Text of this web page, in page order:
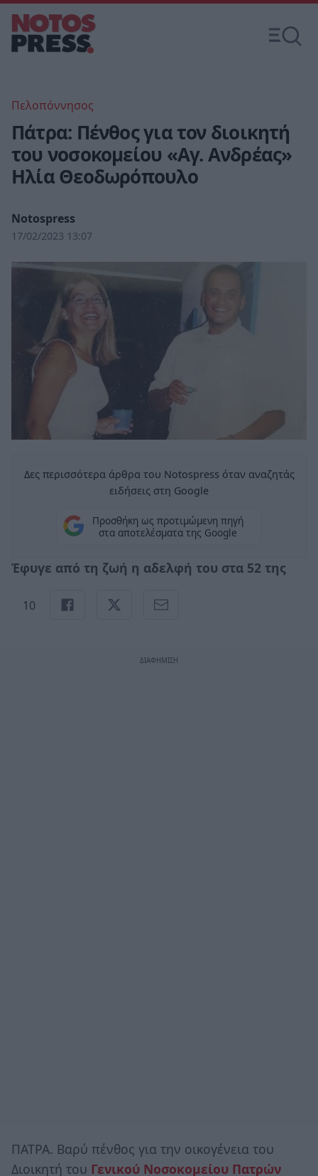
Πελοπόννησος
Πάτρα: Πένθος για τον διοικητή
του νοσοκομείου «Αγ. Ανδρέας»
Ηλία Θεοδωρόπουλο
Notospress
17/02/2023 13:07
Δες περισσότερα άρθρα του Notospress όταν αναζητάς
ειδήσεις στη Google
Προσθήκη ως προτιμώμενη πηγή
στα αποτελέσματα της Google
Έφυγε από τη ζωή η αδελφή του στα 52 της
10
ΠΑΤΡΑ. Βαρύ πένθος για την οικογένεια του
Διοικητή του Γενικού Νοσοκομείου Πατρών